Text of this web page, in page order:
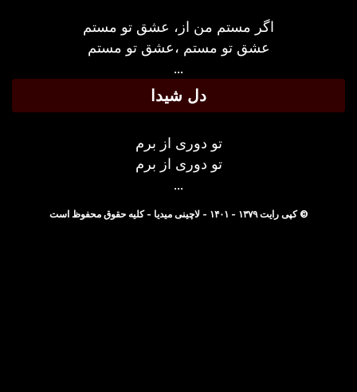
اگر مستم من از، عشق تو مستم
عشق تو مستم ،عشق تو مستم
دل شیدا
تو دوری از برم
تو دوری از برم
© کپی رایت ۱۳۷۹ - ۱۴۰۱ - لاچینی میدیا - کلیه حقوق محفوظ است